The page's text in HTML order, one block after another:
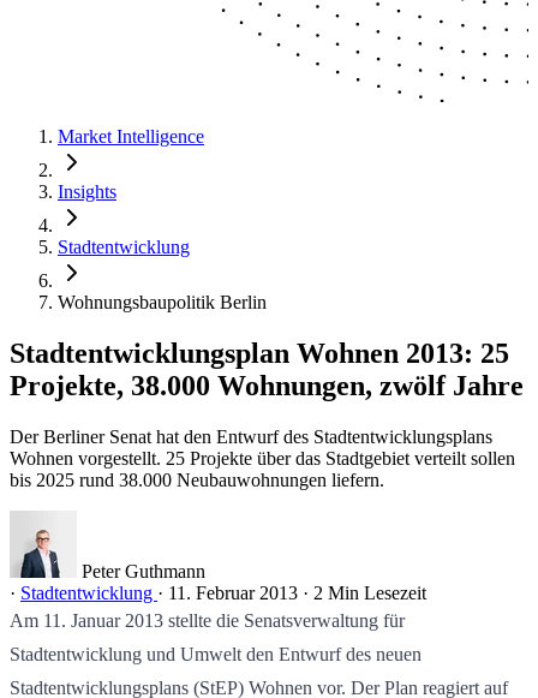
Market Intelligence
Insights
Stadtentwicklung
Wohnungsbaupolitik Berlin
Stadtentwicklungsplan Wohnen 2013: 25
Projekte, 38.000 Wohnungen, zwölf Jahre
Der Berliner Senat hat den Entwurf des Stadtentwicklungsplans
Wohnen vorgestellt. 25 Projekte über das Stadtgebiet verteilt sollen
bis 2025 rund 38.000 Neubauwohnungen liefern.
Peter Guthmann
· Stadtentwicklung · 11. Februar 2013 · 2 Min Lesezeit
Am 11. Januar 2013 stellte die Senatsverwaltung für
Stadtentwicklung und Umwelt den Entwurf des neuen
Stadtentwicklungsplans (StEP) Wohnen vor. Der Plan reagiert auf